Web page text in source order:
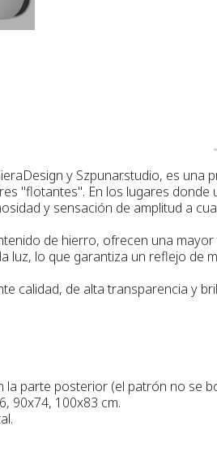
y Szpunar.studio, es
"flotantes". En los lugares
y sensación de amplitud a
de hierro, ofrecen una
luz, lo que garantiza un reflejo de
calidad, de alta transparencia y
parte posterior (el patrón no se
90x74, 100x83 cm.